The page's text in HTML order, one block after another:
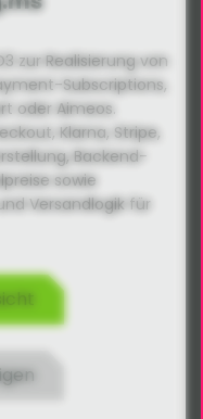
zur Realisierung von
Subscriptions,
oder Aimeos.
Klarna, Stripe,
Backend-
sowie
Versandlogik für